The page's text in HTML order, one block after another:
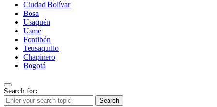
Ciudad Bolívar
Bosa
Usaquén
Usme
Fontibón
Teusaquillo
Chapinero
Bogotá
Search for:
Search